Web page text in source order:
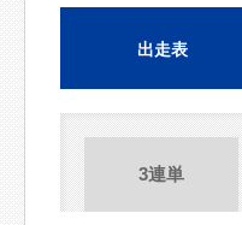
出走表
3連単